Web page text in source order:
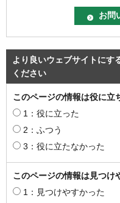
より良いウェブサイトにす
ください
このページの情報は役に立
1：役に立った
2：ふつう
3：役に立たなかった
このページの情報は見つけ
1：見つけやすかった